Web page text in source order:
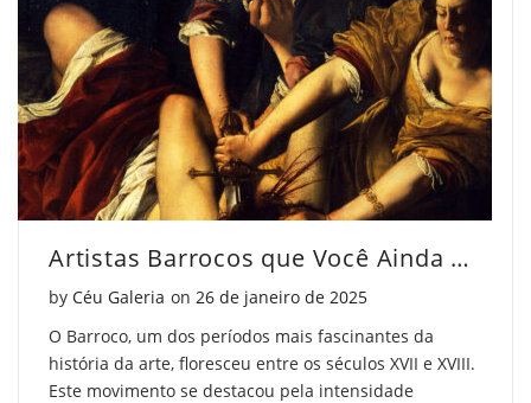
Artistas Barrocos que Você Ainda Não Conhece
by Céu Galeria on Posted on
26 de janeiro de 2025
O Barroco, um dos períodos mais fascinantes da
história da arte, floresceu entre os séculos XVII e XVIII.
Este movimento se destacou pela intensidade